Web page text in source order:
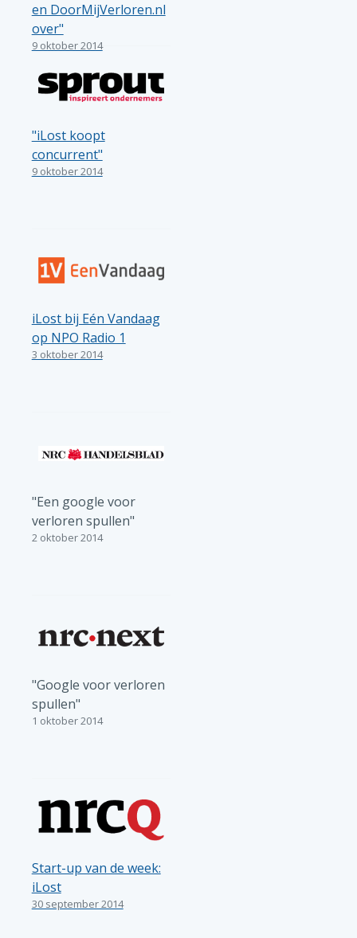
en DoorMijVerloren.nl
over"
9 oktober 2014
"iLost koopt
concurrent"
9 oktober 2014
iLost bij Eén Vandaag
op NPO Radio 1
3 oktober 2014
"Een google voor
verloren spullen"
2 oktober 2014
"Google voor verloren
spullen"
1 oktober 2014
Start-up van de week:
iLost
30 september 2014